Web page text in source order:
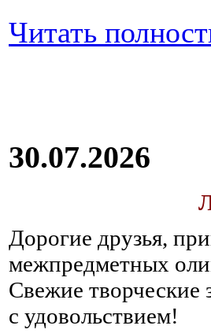
Читать
30.07.2026
Дорогие друзья,
межпредметных
Свежие творческие
с удовольствием!